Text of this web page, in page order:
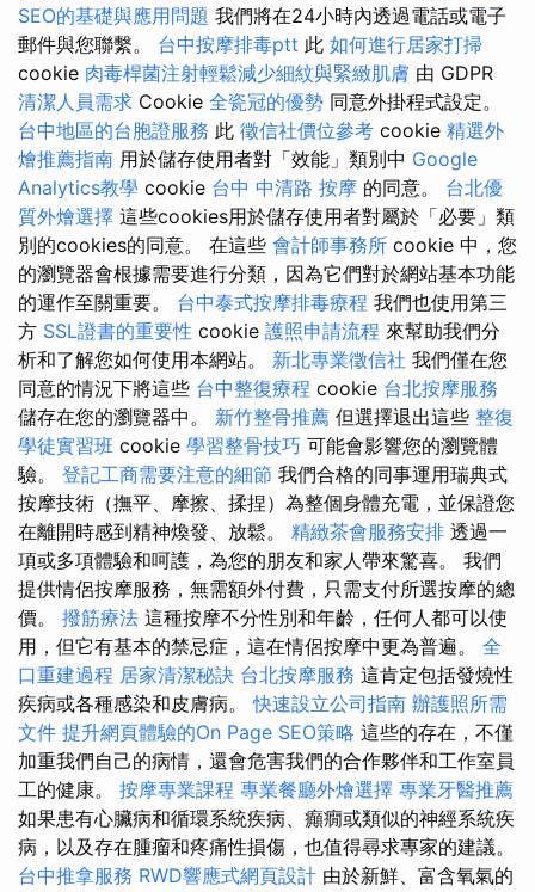
SEO的基礎與應用問題 我們將在24小時內透過電話或電子
郵件與您聯繫。 台中按摩排毒ptt 此 如何進行居家打掃
cookie 肉毒桿菌注射輕鬆減少細紋與緊緻肌膚 由 GDPR
清潔人員需求 Cookie 全瓷冠的優勢 同意外掛程式設定。
台中地區的台胞證服務 此 徵信社價位參考 cookie 精選外
燴推薦指南 用於儲存使用者對「效能」類別中 Google
Analytics教學 cookie 台中 中清路 按摩 的同意。 台北優
質外燴選擇 這些cookies用於儲存使用者對屬於「必要」類
別的cookies的同意。 在這些 會計師事務所 cookie 中，您
的瀏覽器會根據需要進行分類，因為它們對於網站基本功能
的運作至關重要。 台中泰式按摩排毒療程 我們也使用第三
方 SSL證書的重要性 cookie 護照申請流程 來幫助我們分
析和了解您如何使用本網站。 新北專業徵信社 我們僅在您
同意的情況下將這些 台中整復療程 cookie 台北按摩服務
儲存在您的瀏覽器中。 新竹整骨推薦 但選擇退出這些 整復
學徒實習班 cookie 學習整骨技巧 可能會影響您的瀏覽體
驗。 登記工商需要注意的細節 我們合格的同事運用瑞典式
按摩技術（撫平、摩擦、揉捏）為整個身體充電，並保證您
在離開時感到精神煥發、放鬆。 精緻茶會服務安排 透過一
項或多項體驗和呵護，為您的朋友和家人帶來驚喜。 我們
提供情侶按摩服務，無需額外付費，只需支付所選按摩的總
價。 撥筋療法 這種按摩不分性別和年齡，任何人都可以使
用，但它有基本的禁忌症，這在情侶按摩中更為普遍。 全
口重建過程 居家清潔秘訣 台北按摩服務 這肯定包括發燒性
疾病或各種感染和皮膚病。快速設立公司指南 辦護照所需
文件 提升網頁體驗的On Page SEO策略 這些的存在，不僅
加重我們自己的病情，還會危害我們的合作夥伴和工作室員
工的健康。 按摩專業課程 專業餐廳外燴選擇 專業牙醫推薦
如果患有心臟病和循環系統疾病、癲癇或類似的神經系統疾
病，以及存在腫瘤和疼痛性損傷，也值得尋求專家的建議。
台中推拿服務 RWD響應式網頁設計 由於新鮮、富含氧氣的